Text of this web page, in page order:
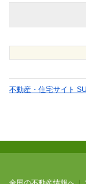
不動産・住宅サイト